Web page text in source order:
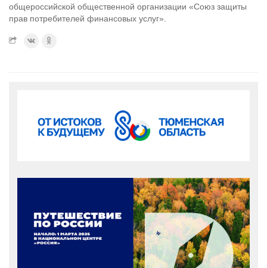
общероссийской общественной организации «Союз защиты
прав потребителей финансовых услуг».